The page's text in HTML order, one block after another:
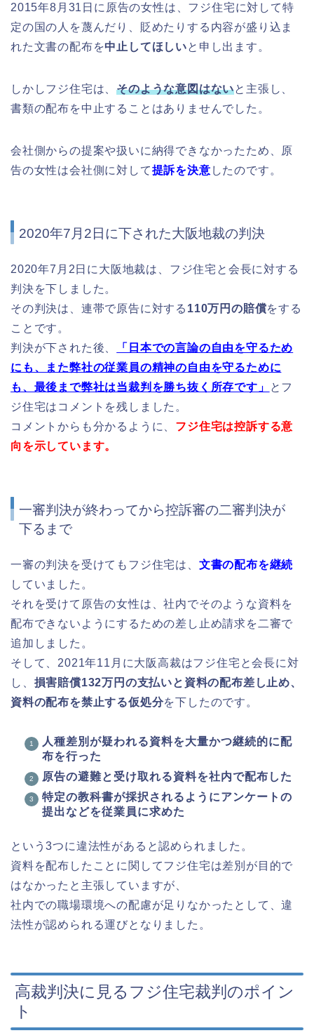
2015年8月31日に原告の女性は、フジ住宅に対して特
定の国の人を蔑んだり、貶めたりする内容が盛り込ま
れた文書の配布を中止してほしいと申し出ます。
しかしフジ住宅は、そのような意図はないと主張し、
書類の配布を中止することはありませんでした。
会社側からの提案や扱いに納得できなかったため、原
告の女性は会社側に対して提訴を決意 したのです。
2020年7月2日に下された大阪地裁の判決
2020年7月2日に大阪地裁は、フジ住宅と会長に対する
判決を下しました。
その判決は、連帯で原告に対する 110万円の賠償をする
ことです。
判決が下された後、
「日本での言論の自由を守るため
にも、また弊社の従業員の精神の自由を守るために
も、最後まで弊社は当裁判を勝ち抜く所存です」
とフ
ジ住宅はコメントを残しました。
コメントからも分かるように、 フジ住宅は控訴する意
向を示しています。
一審判決が終わってから控訴審の二審判決が
下るまで
一審の判決を受けてもフジ住宅は、 文書の配布を継続
していました。
それを受けて原告の女性は、社内でそのような資料を
配布できないようにするための差し止め請求を二審で
追加しました。
そして、2021年11月に大阪高裁はフジ住宅と会長に対
し、 損害賠償132万円の支払いと資料の配布差し止め、
資料の配布を禁止する仮処分を下したのです。
人種差別が疑われる資料を大量かつ継続的に配
布を行った
原告の避難と受け取れる資料を社内で配布した
特定の教科書が採択されるようにアンケートの
提出などを従業員に求めた
という3つに違法性があると認められました。
資料を配布したことに関してフジ住宅は差別が目的で
はなかったと主張していますが、
社内での職場環境への配慮が足りなかったとして、違
法性が認められる運びとなりました。
高裁判決に見るフジ住宅裁判のポイン
ト